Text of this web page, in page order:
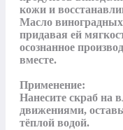
кожи и
Масло виноградных
придавая ей
осознанное
вместе.
Применение:
Нанесите скраб
движениями,
тёплой водой.